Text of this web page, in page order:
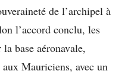
de l’archipel à
l’accord conclu, les
base aéronavale,
Mauriciens, avec un